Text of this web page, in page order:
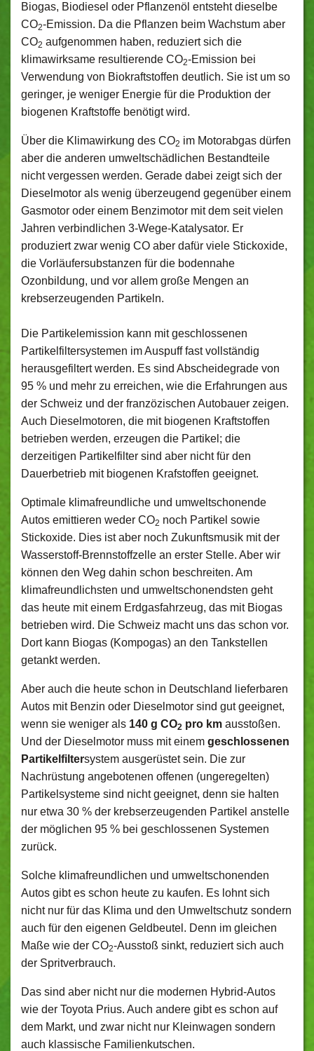
Biogas, Biodiesel oder Pflanzenöl entsteht dieselbe
CO2-Emission. Da die Pflanzen beim Wachstum aber
CO2 aufgenommen haben, reduziert sich die
klimawirksame resultierende CO2-Emission bei
Verwendung von Biokraftstoffen deutlich. Sie ist um so
geringer, je weniger Energie für die Produktion der
biogenen Kraftstoffe benötigt wird.
Über die Klimawirkung des CO2 im Motorabgas dürfen
aber die anderen umweltschädlichen Bestandteile
nicht vergessen werden. Gerade dabei zeigt sich der
Dieselmotor als wenig überzeugend gegenüber einem
Gasmotor oder einem Benzimotor mit dem seit vielen
Jahren verbindlichen 3-Wege-Katalysator. Er
produziert zwar wenig CO aber dafür viele Stickoxide,
die Vorläufersubstanzen für die bodennahe
Ozonbildung, und vor allem große Mengen an
krebserzeugenden Partikeln.
Die Partikelemission kann mit geschlossenen
Partikelfiltersystemen im Auspuff fast vollständig
herausgefiltert werden. Es sind Abscheidegrade von
95 % und mehr zu erreichen, wie die Erfahrungen aus
der Schweiz und der franzözischen Autobauer zeigen.
Auch Dieselmotoren, die mit biogenen Kraftstoffen
betrieben werden, erzeugen die Partikel; die
derzeitigen Partikelfilter sind aber nicht für den
Dauerbetrieb mit biogenen Krafstoffen geeignet.
Optimale klimafreundliche und umweltschonende
Autos emittieren weder CO2 noch Partikel sowie
Stickoxide. Dies ist aber noch Zukunftsmusik mit der
Wasserstoff-Brennstoffzelle an erster Stelle. Aber wir
können den Weg dahin schon beschreiten. Am
klimafreundlichsten und umweltschonendsten geht
das heute mit einem Erdgasfahrzeug, das mit Biogas
betrieben wird. Die Schweiz macht uns das schon vor.
Dort kann Biogas (Kompogas) an den Tankstellen
getankt werden.
Aber auch die heute schon in Deutschland lieferbaren
Autos mit Benzin oder Dieselmotor sind gut geeignet,
wenn sie weniger als 140 g CO2 pro km ausstoßen.
Und der Dieselmotor muss mit einem geschlossenen
Partikelfiltersystem ausgerüstet sein. Die zur
Nachrüstung angebotenen offenen (ungeregelten)
Partikelsysteme sind nicht geeignet, denn sie halten
nur etwa 30 % der krebserzeugenden Partikel anstelle
der möglichen 95 % bei geschlossenen Systemen
zurück.
Solche klimafreundlichen und umweltschonenden
Autos gibt es schon heute zu kaufen. Es lohnt sich
nicht nur für das Klima und den Umweltschutz sondern
auch für den eigenen Geldbeutel. Denn im gleichen
Maße wie der CO2-Ausstoß sinkt, reduziert sich auch
der Spritverbrauch.
Das sind aber nicht nur die modernen Hybrid-Autos
wie der Toyota Prius. Auch andere gibt es schon auf
dem Markt, und zwar nicht nur Kleinwagen sondern
auch klassische Familienkutschen.